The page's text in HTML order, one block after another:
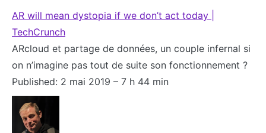
AR will mean dystopia if we don’t act today |
TechCrunch
ARcloud et partage de données, un couple infernal si
on n’imagine pas tout de suite son fonctionnement ?
Published: 2 mai 2019 – 7 h 44 min